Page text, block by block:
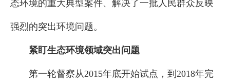
态环境的重大典型案件、解决了一批人民群众反映
强烈的突出环境问题。
紧盯生态环境领域突出问题
第一轮督察从2015年底开始试点，到2018年完